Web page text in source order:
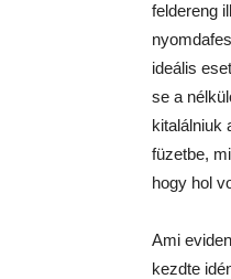
feldereng
ideális
se a
kitalálniuk
füzetbe,
hogy hol
Ami
kezdte